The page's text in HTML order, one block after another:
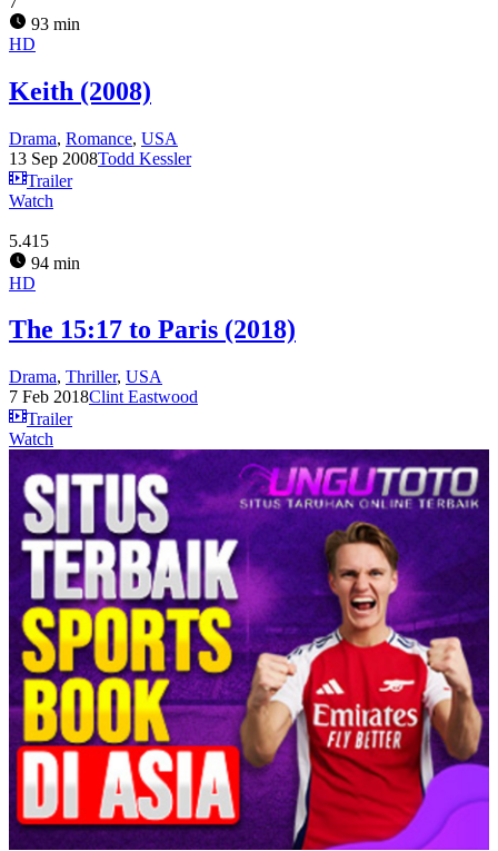
93 min
HD
Keith (2008)
Drama, Romance, USA
13 Sep 2008Todd Kessler
Trailer
Watch
5.415
94 min
HD
The 15:17 to Paris (2018)
Drama, Thriller, USA
7 Feb 2018Clint Eastwood
Trailer
Watch